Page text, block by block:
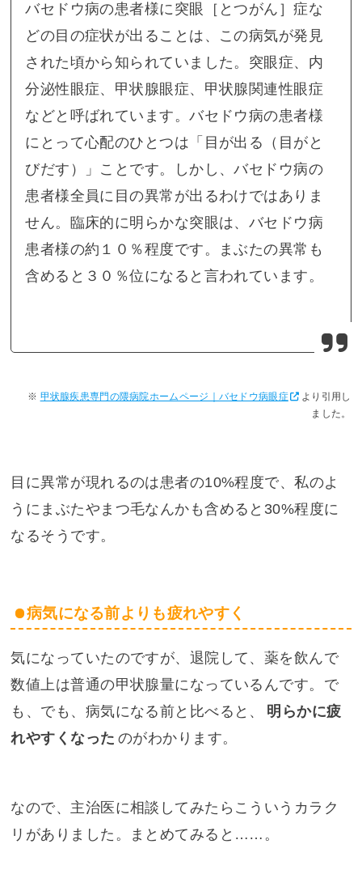
バセドウ病の患者様に突眼［とつがん］症な
どの目の症状が出ることは、この病気が発見
された頃から知られていました。突眼症、内
分泌性眼症、甲状腺眼症、甲状腺関連性眼症
などと呼ばれています。バセドウ病の患者様
にとって心配のひとつは「目が出る（目がと
びだす）」ことです。しかし、バセドウ病の
患者様全員に目の異常が出るわけではありま
せん。臨床的に明らかな突眼は、バセドウ病
患者様の約１０％程度です。まぶたの異常も
含めると３０％位になると言われています。
甲状腺疾患専門の隈病院ホームページ｜バセドウ病眼症
より引用し
ました。
目に異常が現れるのは患者の10%程度で、私のよ
うにまぶたやまつ毛なんかも含めると30%程度に
なるそうです。
病気になる前よりも疲れやすく
気になっていたのですが、退院して、薬を飲んで
数値上は普通の甲状腺量になっているんです。で
も、でも、病気になる前と比べると、
明らかに疲
れやすくなった のがわかります。
なので、主治医に相談してみたらこういうカラク
リがありました。まとめてみると……。